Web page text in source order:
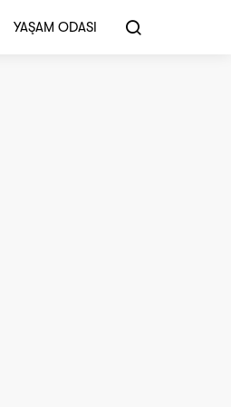
YAŞAM ODASI